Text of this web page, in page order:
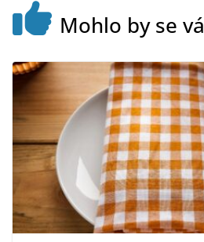
Mohlo by se